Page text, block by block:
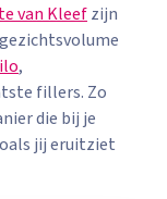
van Kleefzijn
,
fillers. Zo
die bij je
jij eruitziet